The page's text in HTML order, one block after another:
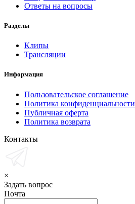
Ответы на вопросы
Разделы
Клипы
Трансляции
Информация
Пользовательское соглашение
Политика конфиденциальности
Публичная оферта
Политика возврата
Контакты
×
Задать вопрос
Почта